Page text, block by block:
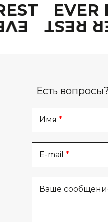
EVER
EVER
Есть
Имя
E-mail
Ваше